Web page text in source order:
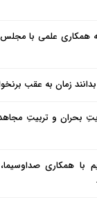
همکاری علمی با مجلس
بدانند زمان به عقب
بحران و تربیتِ
با همکاری